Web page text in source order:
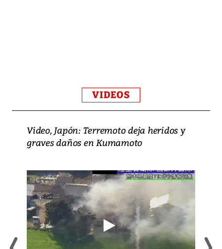
VIDEOS
Video, Japón: Terremoto deja heridos y
graves daños en Kumamoto